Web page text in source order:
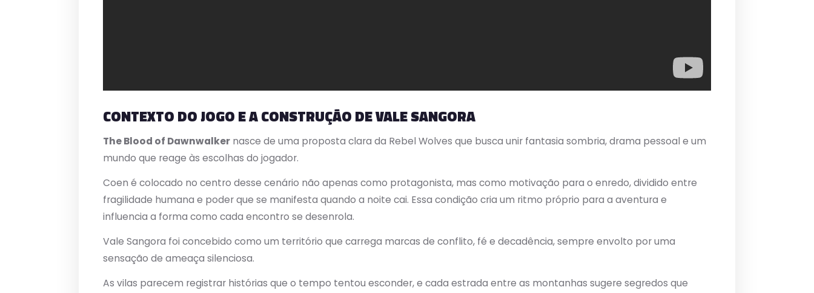
CONTEXTO DO JOGO E A CONSTRUÇÃO DE VALE SANGORA
The Blood of Dawnwalker nasce de uma proposta clara da Rebel Wolves que busca unir fantasia sombria, drama pessoal e um
mundo que reage às escolhas do jogador.
Coen é colocado no centro desse cenário não apenas como protagonista, mas como motivação para o enredo, dividido entre
fragilidade humana e poder que se manifesta quando a noite cai. Essa condição cria um ritmo próprio para a aventura e
influencia a forma como cada encontro se desenrola.
Vale Sangora foi concebido como um território que carrega marcas de conflito, fé e decadência, sempre envolto por uma
sensação de ameaça silenciosa.
As vilas parecem registrar histórias que o tempo tentou esconder, e cada estrada entre as montanhas sugere segredos que